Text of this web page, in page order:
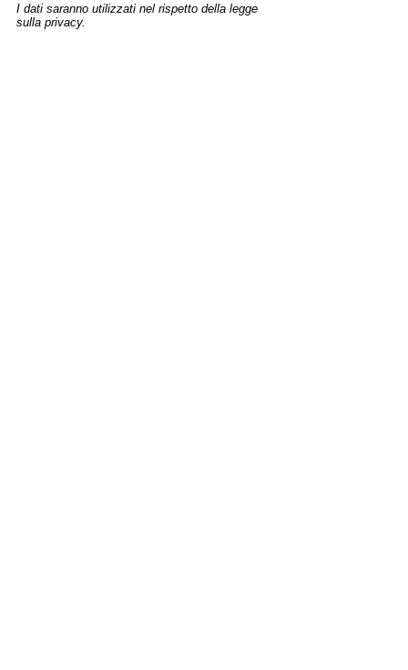
I dati saranno utilizzati nel rispetto della legge
sulla privacy.